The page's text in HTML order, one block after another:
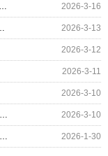
哈氏合金C22和C276棒材实心圆钢都有哪些现货？直径对照表 2026-3-16
哪个更耐腐蚀？应用如何 2026-3-13
2026-3-12
2026-3-11
2026-3-10
快速找到哈氏合金C276板棒无缝管焊材配套，阿斯米给您更多 2026-3-10
如何快速找到哈氏合金C276无缝管的现货配套商？阿斯米给您答案 2026-1-30